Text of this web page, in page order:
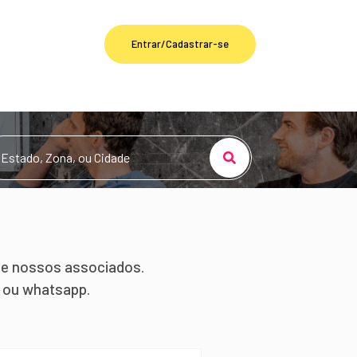
Entrar/Cadastrar-se
nossos associados.
whatsapp.